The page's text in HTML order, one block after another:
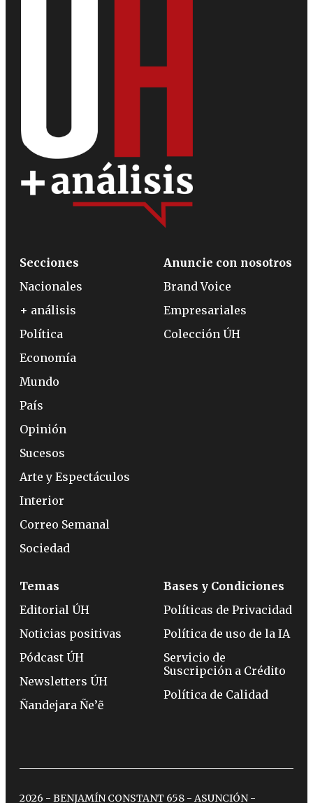
Secciones
Nacionales
+ análisis
Política
Economía
Mundo
País
Opinión
Sucesos
Arte y Espectáculos
Interior
Correo Semanal
Sociedad
Anuncie con nosotros
Brand Voice
Empresariales
Colección ÚH
Temas
Editorial ÚH
Noticias positivas
Pódcast ÚH
Newsletters ÚH
Ñandejara Ñe’ẽ
Bases y Condiciones
Políticas de Privacidad
Política de uso de la IA
Servicio de
Suscripción a Crédito
Política de Calidad
2026 - BENJAMÍN CONSTANT 658 - ASUNCIÓN -